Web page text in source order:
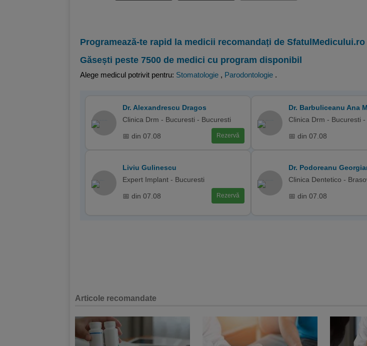
Programează-te rapid la medicii recomandați de
Găsești peste 7500 de medici cu program disponibil
Alege medicul potrivit pentru: Stomatologie , Parodontologie .
Dr. Alexandrescu Dragos
Clinica Drm - Bucuresti - Bucuresti
📅 din 07.08 Rezervă
Dr. Barbuliceanu Ana
Clinica Drm - Bucuresti
📅 din 07.08
Liviu Gulinescu
Expert Implant - Bucuresti
📅 din 07.08 Rezervă
Dr. Podoreanu
Clinica Dentetico -
📅 din 07.08
Articole recomandate